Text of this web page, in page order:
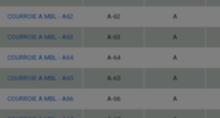
COURROIE A MBL - A62 A-62 A
COURROIE A MBL - A63 A-63 A
COURROIE A MBL - A64 A-64 A
COURROIE A MBL - A65 A-65 A
COURROIE A MBL - A66 A-66 A